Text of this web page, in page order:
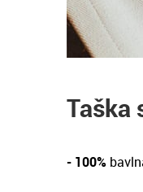
Taška
- 100%